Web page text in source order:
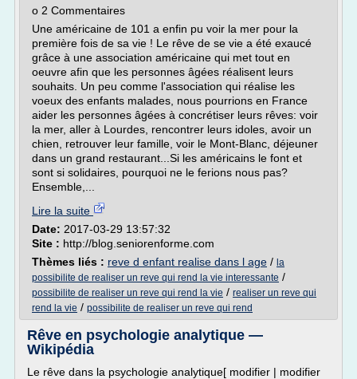
o 2 Commentaires
Une américaine de 101 a enfin pu voir la mer pour la
première fois de sa vie ! Le rêve de se vie a été exaucé
grâce à une association américaine qui met tout en
oeuvre afin que les personnes âgées réalisent leurs
souhaits. Un peu comme l'association qui réalise les
voeux des enfants malades, nous pourrions en France
aider les personnes âgées à concrétiser leurs rêves: voir
la mer, aller à Lourdes, rencontrer leurs idoles, avoir un
chien, retrouver leur famille, voir le Mont-Blanc, déjeuner
dans un grand restaurant...Si les américains le font et
sont si solidaires, pourquoi ne le ferions nous pas?
Ensemble,...
Lire la suite
Date: 2017-03-29 13:57:32
Site : http://blog.seniorenforme.com
Thèmes liés : reve d enfant realise dans l age / la
possibilite de realiser un reve qui rend la vie interessante /
possibilite de realiser un reve qui rend la vie / realiser un reve qui
rend la vie / possibilite de realiser un reve qui rend
Rêve en psychologie analytique —
Wikipédia
Le rêve dans la psychologie analytique[ modifier | modifier